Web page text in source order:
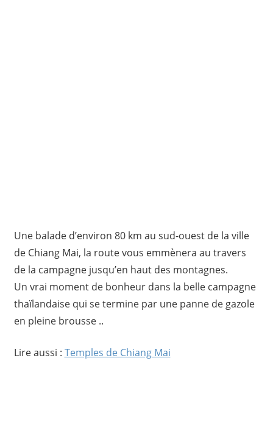
Une balade d’environ 80 km au sud-ouest de la ville
de Chiang Mai, la route vous emmènera au travers
de la campagne jusqu’en haut des montagnes.
Un vrai moment de bonheur dans la belle campagne
thaïlandaise qui se termine par une panne de gazole
en pleine brousse ..
Lire aussi : Temples de Chiang Mai